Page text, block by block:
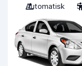
Automatisk
5